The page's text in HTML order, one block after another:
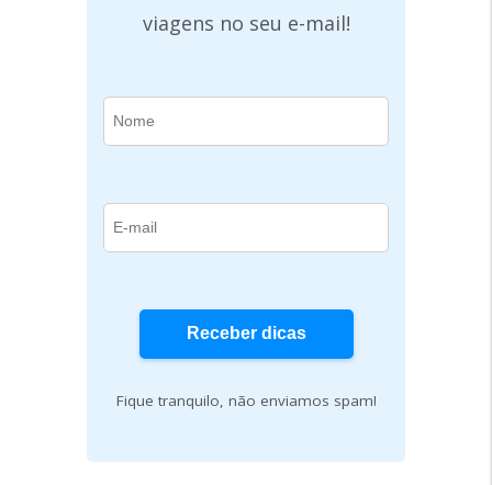
viagens no seu e-mail!
Fique tranquilo, não enviamos spam!